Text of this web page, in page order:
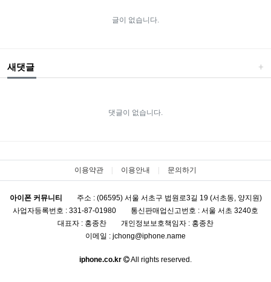
글이 없습니다.
새댓글
댓글이 없습니다.
이용약관 이용안내 문의하기
아이폰 커뮤니티
주소 : (06595) 서울 서초구 법원로3길 19 (서초동, 양지원)
사업자등록번호 : 331-87-01980
통신판매업신고번호 : 서울 서초 3240호
대표자 : 홍종찬
개인정보보호책임자 : 홍종찬
이메일 : jchong@iphone.name
iphone.co.kr All rights reserved.